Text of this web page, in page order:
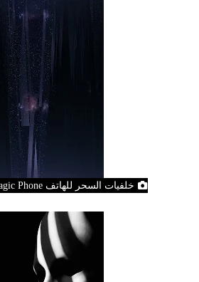
خلفيات السحر للهاتف Wallpapers of Magic Phone